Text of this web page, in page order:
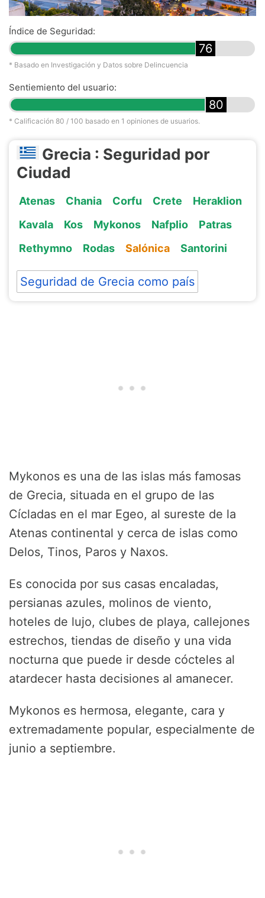
Índice de Seguridad:
76
* Basado en Investigación y Datos sobre Delincuencia
Sentiemiento del usuario:
80
* Calificación 80 / 100 basado en 1 opiniones de usuarios.
Grecia : Seguridad por
Ciudad
Atenas Chania Corfu Crete
Heraklion
Kavala
Kos Mykonos Nafplio
Patras
Rethymno
Rodas Salónica Santorini
Seguridad de Grecia como país
Mykonos es una de las islas más famosas
de Grecia, situada en el grupo de las
Cícladas en el mar Egeo, al sureste de la
Atenas continental y cerca de islas como
Delos, Tinos, Paros y Naxos.
Es conocida por sus casas encaladas,
persianas azules, molinos de viento,
hoteles de lujo, clubes de playa, callejones
estrechos, tiendas de diseño y una vida
nocturna que puede ir desde cócteles al
atardecer hasta decisiones al amanecer.
Mykonos es hermosa, elegante, cara y
extremadamente popular, especialmente de
junio a septiembre.